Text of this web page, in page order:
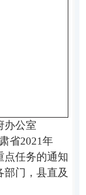
办公室
省2021年
点任务的通知
门，县直及